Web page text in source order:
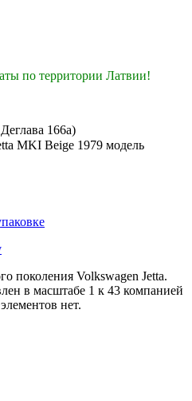
по территории Латвии!
166а)
MKI Beige 1979 модель
поколения Volkswagen Jetta.
в масштабе 1 к 43 компанией
нет.